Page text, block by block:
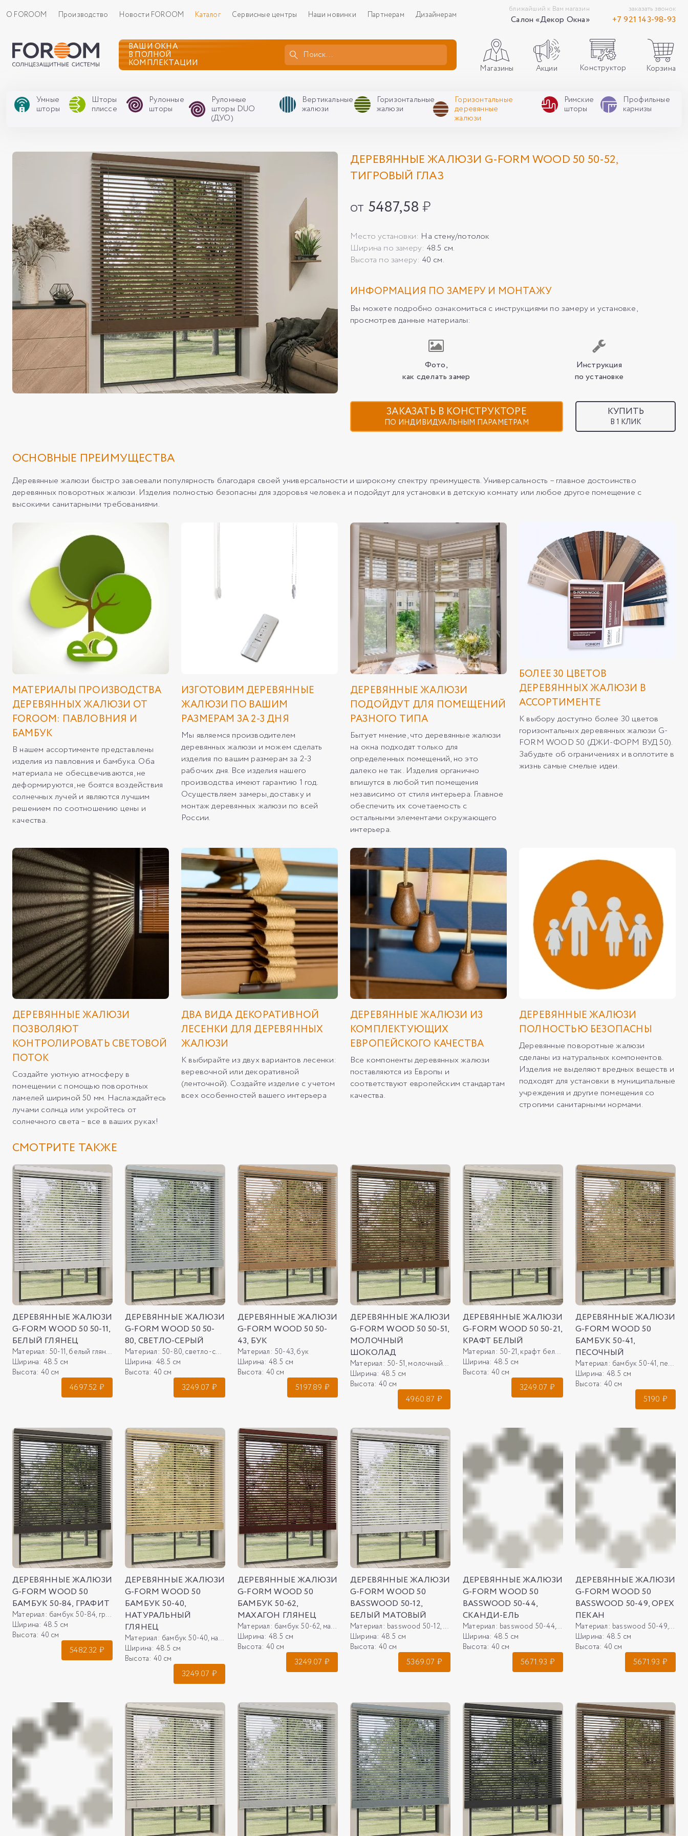
О FOROOM Производство Новости FOROOM Каталог Сервисные центры Наши новинки Партнерам Дизайнерам
ближайший к Вам магазин
Салон «Декор Окна»
заказать звонок
+7 921 143-98-93
ВАШИ ОКНА
В ПОЛНОЙ
КОМПЛЕКТАЦИИ
Магазины Акции Конструктор Корзина
Умные
шторы
Шторы
плиссе
Рулонные
шторы
Рулонные
шторы DUO
(ДУО)
Вертикальные
жалюзи
Горизонтальные
жалюзи
Горизонтальные
деревянные
жалюзи
Римские
шторы
Профильные
карнизы
ДЕРЕВЯННЫЕ ЖАЛЮЗИ G-FORM WOOD 50 50-52,
ТИГРОВЫЙ ГЛАЗ
от 5487,58₽
Место установки: На стену/потолок
Ширина по замеру: 48.5 см.
Высота по замеру: 40 см.
ИНФОРМАЦИЯ ПО ЗАМЕРУ И МОНТАЖУ
Вы можете подробно ознакомиться с инструкциями по замеру и установке,
просмотрев данные материалы:
Фото,
как сделать замер
Инструкция
по установке
ЗАКАЗАТЬ В КОНСТРУКТОРЕ
ПО ИНДИВИДУАЛЬНЫМ ПАРАМЕТРАМ
КУПИТЬ
В 1 КЛИК
ОСНОВНЫЕ ПРЕИМУЩЕСТВА
Деревянные жалюзи быстро завоевали популярность благодаря своей универсальности и широкому спектру преимуществ. Универсальность – главное достоинство
деревянных поворотных жалюзи. Изделия полностью безопасны для здоровья человека и подойдут для установки в детскую комнату или любое другое помещение с
высокими санитарными требованиями.
МАТЕРИАЛЫ ПРОИЗВОДСТВА
ДЕРЕВЯННЫХ ЖАЛЮЗИ ОТ
FOROOM: ПАВЛОВНИЯ И
БАМБУК
В нашем ассортименте представлены
изделия из павловния и бамбука. Оба
материала не обесцвечиваются, не
деформируются, не боятся воздействия
солнечных лучей и являются лучшим
решением по соотношению цены и
качества.
ИЗГОТОВИМ ДЕРЕВЯННЫЕ
ЖАЛЮЗИ ПО ВАШИМ
РАЗМЕРАМ ЗА 2-3 ДНЯ
Мы являемся производителем
деревянных жалюзи и можем сделать
изделия по вашим размерам за 2-3
рабочих дня. Все изделия нашего
производства имеют гарантию 1 год.
Осуществляем замеры, доставку и
монтаж деревянных жалюзи по всей
России.
ДЕРЕВЯННЫЕ ЖАЛЮЗИ
ПОДОЙДУТ ДЛЯ ПОМЕЩЕНИЙ
РАЗНОГО ТИПА
Бытует мнение, что деревянные жалюзи
на окна подходят только для
определенных помещений, но это
далеко не так. Изделия органично
впишутся в любой тип помещения
независимо от стиля интерьера. Главное
обеспечить их сочетаемость с
остальными элементами окружающего
интерьера.
БОЛЕЕ 30 ЦВЕТОВ
ДЕРЕВЯННЫХ ЖАЛЮЗИ В
АССОРТИМЕНТЕ
К выбору доступно более 30 цветов
горизонтальных деревянных жалюзи G-
FORM WOOD 50 (ДЖИ-ФОРМ ВУД 50).
Забудьте об ограничениях и воплотите в
жизнь самые смелые идеи.
ДЕРЕВЯННЫЕ ЖАЛЮЗИ
ПОЗВОЛЯЮТ
КОНТРОЛИРОВАТЬ СВЕТОВОЙ
ПОТОК
Создайте уютную атмосферу в
помещении с помощью поворотных
ламелей шириной 50 мм. Наслаждайтесь
лучами солнца или укройтесь от
солнечного света – все в ваших руках!
ДВА ВИДА ДЕКОРАТИВНОЙ
ЛЕСЕНКИ ДЛЯ ДЕРЕВЯННЫХ
ЖАЛЮЗИ
К выбирайте из двух вариантов лесенки:
веревочной или декоративной
(ленточной). Создайте изделие с учетом
всех особенностей вашего интерьера
ДЕРЕВЯННЫЕ ЖАЛЮЗИ ИЗ
КОМПЛЕКТУЮЩИХ
ЕВРОПЕЙСКОГО КАЧЕСТВА
Все компоненты деревянных жалюзи
поставляются из Европы и
соответствуют европейским стандартам
качества.
ДЕРЕВЯННЫЕ ЖАЛЮЗИ
ПОЛНОСТЬЮ БЕЗОПАСНЫ
Деревянные поворотные жалюзи
сделаны из натуральных компонентов.
Изделия не выделяют вредных веществ и
подходят для установки в муниципальные
учреждения и другие помещения со
строгими санитарными нормами.
СМОТРИТЕ ТАКЖЕ
ДЕРЕВЯННЫЕ ЖАЛЮЗИ
G-FORM WOOD 50 50-11,
БЕЛЫЙ ГЛЯНЕЦ
Материал: 50-11, белый глянец
Ширина: 48.5 см
Высота: 40 см
4697.52 ₽
ДЕРЕВЯННЫЕ ЖАЛЮЗИ
G-FORM WOOD 50 50-
80, СВЕТЛО-СЕРЫЙ
Материал: 50-80, светло-серый
Ширина: 48.5 см
Высота: 40 см
3249.07 ₽
ДЕРЕВЯННЫЕ ЖАЛЮЗИ
G-FORM WOOD 50 50-
43, БУК
Материал: 50-43, бук
Ширина: 48.5 см
Высота: 40 см
5197.89 ₽
ДЕРЕВЯННЫЕ ЖАЛЮЗИ
G-FORM WOOD 50 50-51,
МОЛОЧНЫЙ
ШОКОЛАД
Материал: 50-51, молочный шоколад
Ширина: 48.5 см
Высота: 40 см
4960.87 ₽
ДЕРЕВЯННЫЕ ЖАЛЮЗИ
G-FORM WOOD 50 50-21,
КРАФТ БЕЛЫЙ
Материал: 50-21, крафт белый
Ширина: 48.5 см
Высота: 40 см
3249.07 ₽
ДЕРЕВЯННЫЕ ЖАЛЮЗИ
G-FORM WOOD 50
БАМБУК 50-41,
ПЕСОЧНЫЙ
Материал: бамбук 50-41, песочный
Ширина: 48.5 см
Высота: 40 см
5190 ₽
ДЕРЕВЯННЫЕ ЖАЛЮЗИ
G-FORM WOOD 50
БАМБУК 50-84, ГРАФИТ
Материал: бамбук 50-84, графит
Ширина: 48.5 см
Высота: 40 см
5482.32 ₽
ДЕРЕВЯННЫЕ ЖАЛЮЗИ
G-FORM WOOD 50
БАМБУК 50-40,
НАТУРАЛЬНЫЙ
ГЛЯНЕЦ
Материал: бамбук 50-40, натуральный глянец
Ширина: 48.5 см
Высота: 40 см
3249.07 ₽
ДЕРЕВЯННЫЕ ЖАЛЮЗИ
G-FORM WOOD 50
БАМБУК 50-62,
МАХАГОН ГЛЯНЕЦ
Материал: бамбук 50-62, махагон глянец
Ширина: 48.5 см
Высота: 40 см
3249.07 ₽
ДЕРЕВЯННЫЕ ЖАЛЮЗИ
G-FORM WOOD 50
BASSWOOD 50-12,
БЕЛЫЙ МАТОВЫЙ
Материал: basswood 50-12, белый матовый
Ширина: 48.5 см
Высота: 40 см
5369.07 ₽
ДЕРЕВЯННЫЕ ЖАЛЮЗИ
G-FORM WOOD 50
BASSWOOD 50-44,
СКАНДИ-ЕЛЬ
Материал: basswood 50-44, сканди-ель
Ширина: 48.5 см
Высота: 40 см
5671.93 ₽
ДЕРЕВЯННЫЕ ЖАЛЮЗИ
G-FORM WOOD 50
BASSWOOD 50-49, ОРЕХ
ПЕКАН
Материал: basswood 50-49, орех пекан
Ширина: 48.5 см
Высота: 40 см
5671.93 ₽